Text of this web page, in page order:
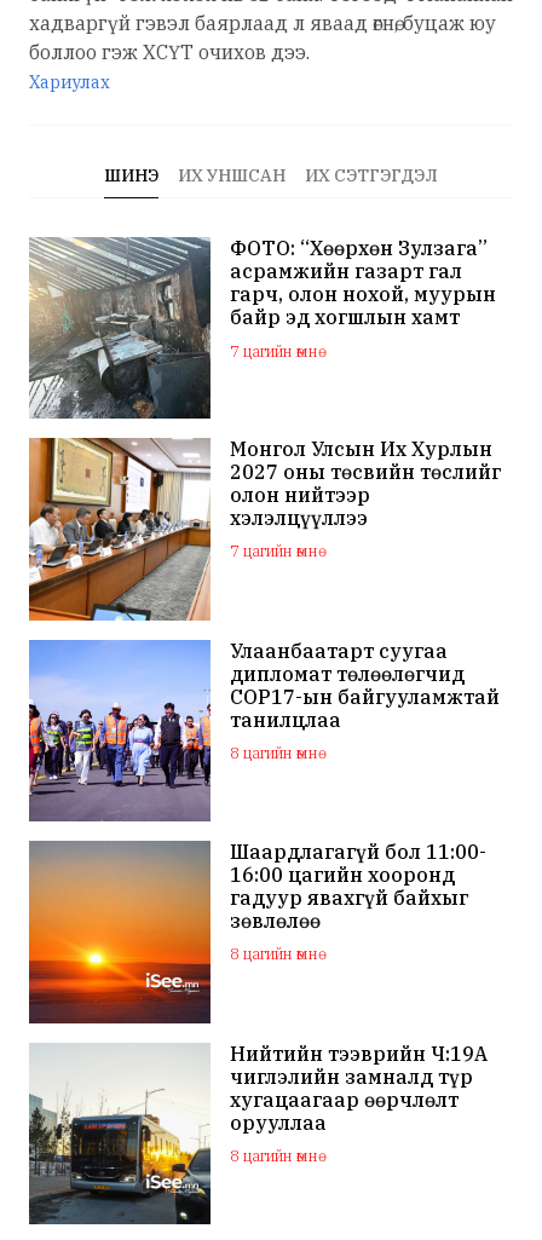
хадваргүй гэвэл баярлаад л яваад өгнө, буцаж юу
боллоо гэж ХСҮТ очихов дээ.
Хариулах
ШИНЭ ИХ УНШСАН ИХ СЭТГЭГДЭЛ
ФОТО: “Хөөрхөн Зулзага”
асрамжийн газарт гал
гарч, олон нохой, муурын
байр эд хогшлын хамт
шатжээ
7 цагийн өмнө
Монгол Улсын Их Хурлын
2027 оны төсвийн төслийг
олон нийтээр
хэлэлцүүллээ
7 цагийн өмнө
Улаанбаатарт суугаа
дипломат төлөөлөгчид
COP17-ын байгууламжтай
танилцлаа
8 цагийн өмнө
Шаардлагагүй бол 11:00-
16:00 цагийн хооронд
гадуур явахгүй байхыг
зөвлөлөө
8 цагийн өмнө
Нийтийн тээврийн Ч:19А
чиглэлийн замналд түр
хугацаагаар өөрчлөлт
орууллаа
8 цагийн өмнө